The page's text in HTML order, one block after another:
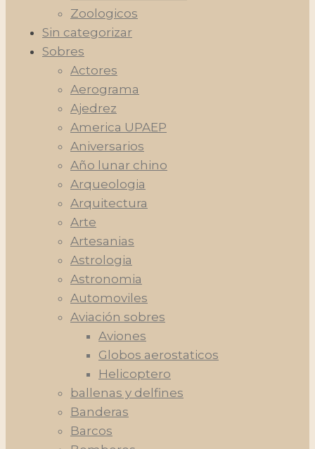
Zoologicos
Sin categorizar
Sobres
Actores
Aerograma
Ajedrez
America UPAEP
Aniversarios
Año lunar chino
Arqueologia
Arquitectura
Arte
Artesanias
Astrologia
Astronomia
Automoviles
Aviación sobres
Aviones
Globos aerostaticos
Helicoptero
ballenas y delfines
Banderas
Barcos